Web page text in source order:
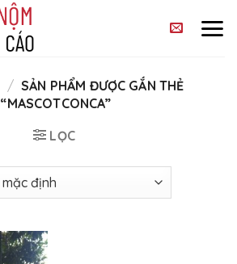
/ SẢN PHẨM ĐƯỢC GẮN THẺ
“MASCOTCONCA”
LỌC